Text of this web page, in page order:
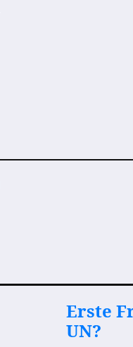
Erste
UN?